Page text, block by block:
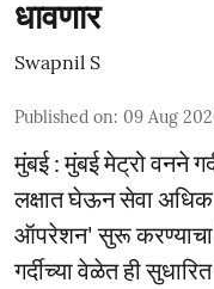
धावणार
Swapnil S
Published on: 09 Aug
मुंबई : मुंबई मेट्रो वनने
लक्षात घेऊन सेवा
ऑपरेशन' सुरू
गर्दीच्या वेळेत ही